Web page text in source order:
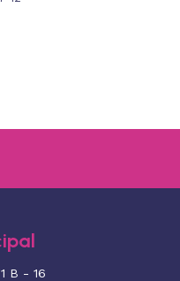
B - 16